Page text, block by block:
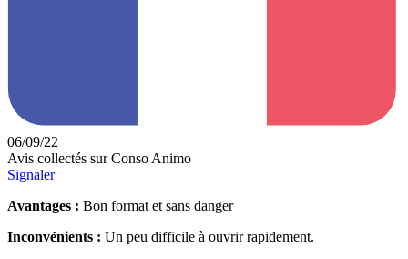
06/09/22
Avis collectés sur Conso Animo
Signaler
Avantages : Bon format et sans danger
Inconvénients : Un peu difficile à ouvrir rapidement.